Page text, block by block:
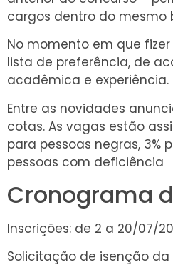
cargos dentro do mesmo
No momento em que
lista de preferência, de
acadêmica e experiência.
Entre as novidades
cotas. As vagas estão
para pessoas negras, 3%
pessoas com deficiência
Cronograma
Inscrições: de 2 a 20/07/
Solicitação de isenção